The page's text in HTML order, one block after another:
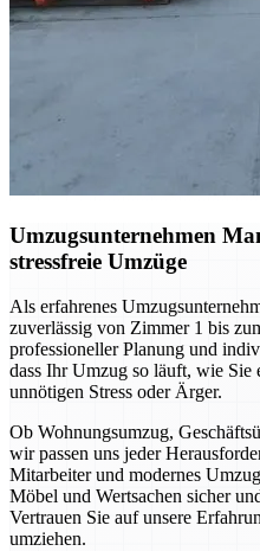
Umzugsunternehmen
stressfreie Umzüge
Als erfahrenes
zuverlässig von Zimmer 1 bis
professioneller Planung und
dass Ihr Umzug so läuft, wie Sie
unnötigen Stress oder Ärger.
Ob Wohnungsumzug,
wir passen uns jeder
Mitarbeiter und modernes
Möbel und Wertsachen sicher
Vertrauen Sie auf unsere
umziehen.